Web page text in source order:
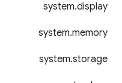
system.display
system.memory
system.storage